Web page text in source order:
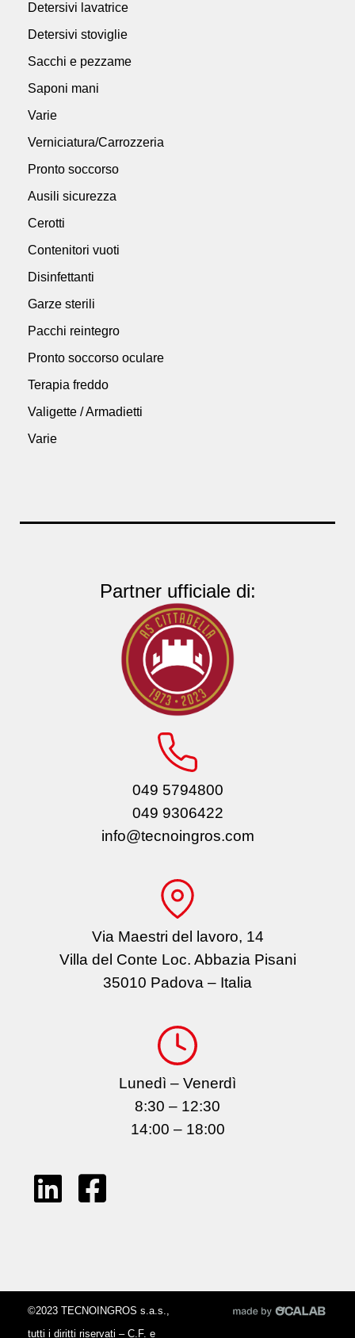
Detersivi lavatrice
Detersivi stoviglie
Sacchi e pezzame
Saponi mani
Varie
Verniciatura/Carrozzeria
Pronto soccorso
Ausili sicurezza
Cerotti
Contenitori vuoti
Disinfettanti
Garze sterili
Pacchi reintegro
Pronto soccorso oculare
Terapia freddo
Valigette / Armadietti
Varie
Partner ufficiale di:
049 5794800
049 9306422
info@tecnoingros.com
Via Maestri del lavoro, 14
Villa del Conte Loc. Abbazia Pisani
35010 Padova – Italia
Lunedì – Venerdì
8:30 – 12:30
14:00 – 18:00
©2023 TECNOINGROS s.a.s.,
tutti i diritti riservati – C.F. e